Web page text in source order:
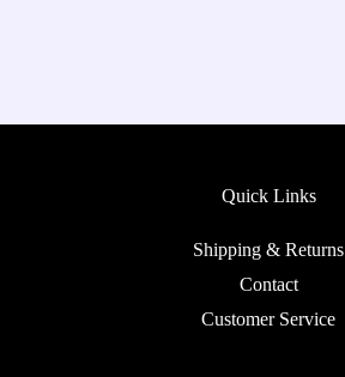
Quick Links
Shipping & Returns
Contact
Customer Service